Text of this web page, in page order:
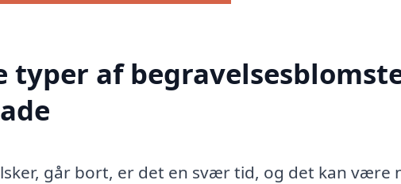
typer af
går bort, er det en svær tid, og det kan være